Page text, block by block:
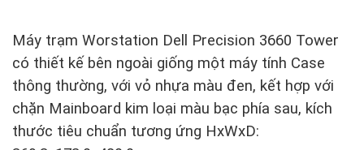
Máy trạm Worstation Dell Precision 3660 Tower
có thiết kế bên ngoài giống một máy tính Case
thông thường, với vỏ nhựa màu đen, kết hợp với
chặn Mainboard kim loại màu bạc phía sau, kích
thước tiêu chuẩn tương ứng HxWxD: